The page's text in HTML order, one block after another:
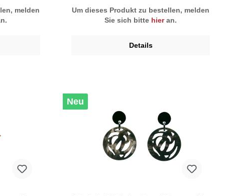
melden
Um dieses Produkt zu bestellen, melden
Sie sich bitte hieran.
Details
Neu